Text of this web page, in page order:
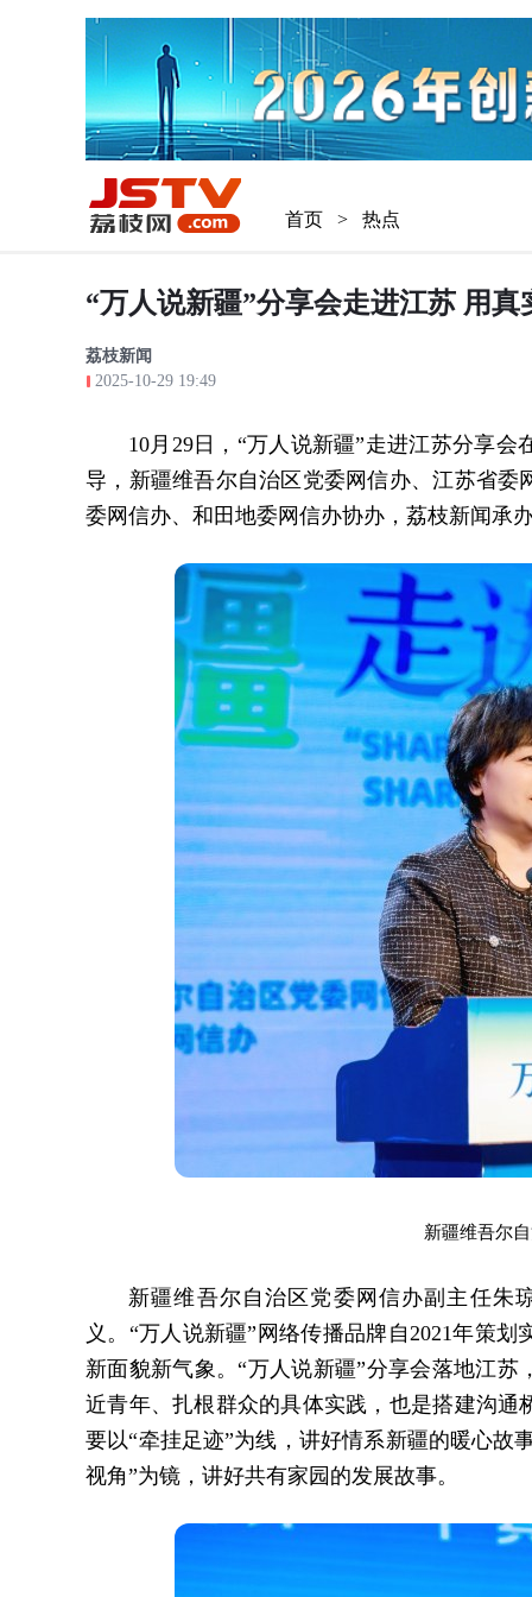
首页 > 热点
“万人说新疆”分享会走进江苏 用
荔枝新闻
2025-10-29 19:49
10月29日，“万人说新疆”走进江苏分享
导，新疆维吾尔自治区党委网信办、江苏省
委网信办、和田地委网信办协办，荔枝新闻承
新疆维吾尔
新疆维吾尔自治区党委网信办副主任朱
义。“万人说新疆”网络传播品牌自2021年策
新面貌新气象。“万人说新疆”分享会落地江
近青年、扎根群众的具体实践，也是搭建沟
要以“牵挂足迹”为线，讲好情系新疆的暖心故
视角”为镜，讲好共有家园的发展故事。